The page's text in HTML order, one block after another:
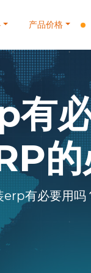
产品价格
有
erp有必要用吗